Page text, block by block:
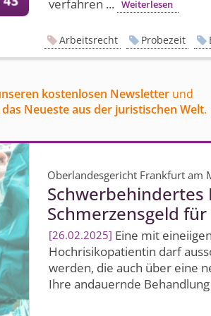
verfahren ... Weiterlesen
Arbeitsrecht Probezeit
kostenlosen Newsletterund
Neueste aus der juristischen Welt.
Oberlandesgericht Frankfurt am
Schwerbehindertes
Schmerzensgeld
26.02.2025 Eine mit
Hochrisikopatientin darf
werden, die auch über eine
Ihre andauernde